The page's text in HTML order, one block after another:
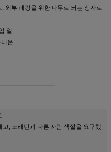
외부 패킹을 위한 나무로 되는 상자로
일
니온
고, 노래던과 다른 사람 색깔을 요구했